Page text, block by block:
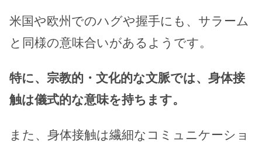
米国や欧州でのハグや握手にも、サラーム
と同様の意味合いがあるようです。
特に、宗教的・文化的な文脈では、身体接
触は儀式的な意味を持ちます。
また、身体接触は繊細なコミュニケーショ